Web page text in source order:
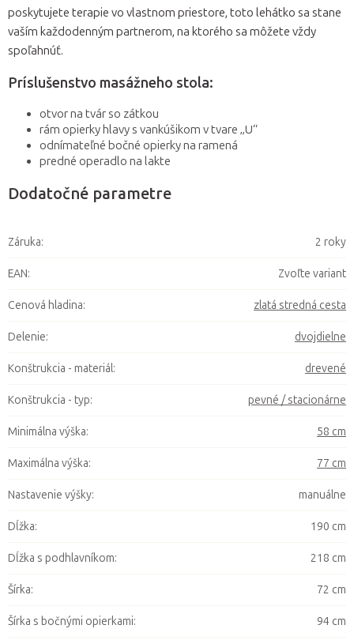
poskytujete terapie vo vlastnom priestore, toto lehátko sa stane
vaším každodenným partnerom, na ktorého sa môžete vždy
spoľahnúť.
Príslušenstvo masážneho stola:
otvor na tvár so zátkou
rám opierky hlavy s vankúšikom v tvare „U“
odnímateľné bočné opierky na ramená
predné operadlo na lakte
Dodatočné parametre
Záruka: 2 roky
EAN: Zvoľte variant
Cenová hladina: zlatá stredná cesta
Delenie: dvojdielne
Konštrukcia - materiál: drevené
Konštrukcia - typ: pevné / stacionárne
Minimálna výška: 58 cm
Maximálna výška: 77 cm
Nastavenie výšky: manuálne
Dĺžka: 190 cm
Dĺžka s podhlavníkom: 218 cm
Šírka: 72 cm
Šírka s bočnými opierkami: 94 cm